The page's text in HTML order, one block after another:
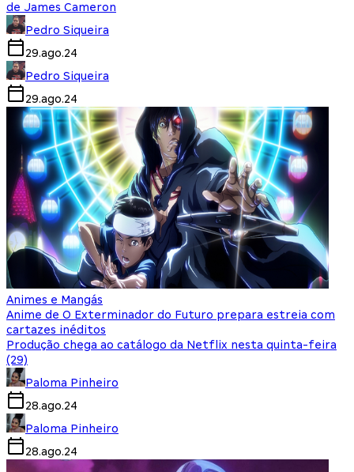
de James Cameron
Pedro Siqueira
29.ago.24
Pedro Siqueira
29.ago.24
Animes e Mangás
Anime de O Exterminador do Futuro prepara estreia com
cartazes inéditos
Produção chega ao catálogo da Netflix nesta quinta-feira
(29)
Paloma Pinheiro
28.ago.24
Paloma Pinheiro
28.ago.24